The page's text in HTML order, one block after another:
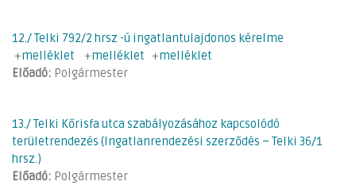
12./ Telki 792/2 hrsz -ú ingatlantulajdonos kérelme
+melléklet +melléklet +melléklet
Előadó: Polgármester
13./ Telki Kőrisfa utca szabályozásához kapcsolódó
területrendezés (Ingatlanrendezési szerződés – Telki 36/1
hrsz.)
Előadó: Polgármester